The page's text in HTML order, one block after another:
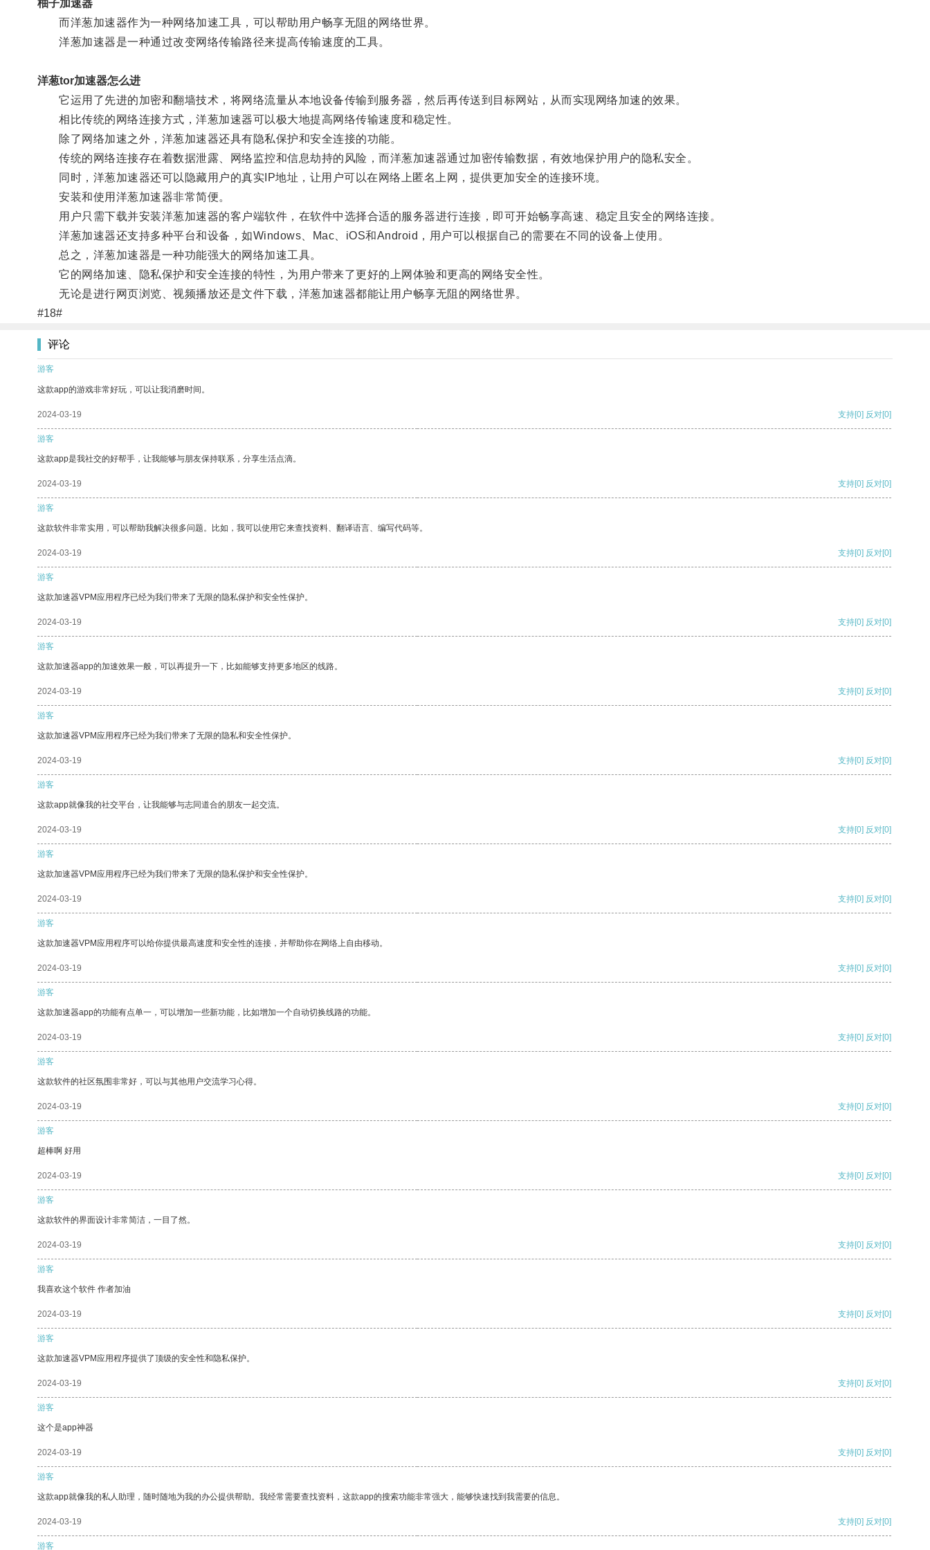
柚子加速器
而洋葱加速器作为一种网络加速工具，可以帮助用户畅享无阻的网络世界。
洋葱加速器是一种通过改变网络传输路径来提高传输速度的工具。
洋葱tor加速器怎么进
它运用了先进的加密和翻墙技术，将网络流量从本地设备传输到服务器，然后再传送到目标网站，从而实现网络加速的效果。
相比传统的网络连接方式，洋葱加速器可以极大地提高网络传输速度和稳定性。
除了网络加速之外，洋葱加速器还具有隐私保护和安全连接的功能。
传统的网络连接存在着数据泄露、网络监控和信息劫持的风险，而洋葱加速器通过加密传输数据，有效地保护用户的隐私安全。
同时，洋葱加速器还可以隐藏用户的真实IP地址，让用户可以在网络上匿名上网，提供更加安全的连接环境。
安装和使用洋葱加速器非常简便。
用户只需下载并安装洋葱加速器的客户端软件，在软件中选择合适的服务器进行连接，即可开始畅享高速、稳定且安全的网络连接。
洋葱加速器还支持多种平台和设备，如Windows、Mac、iOS和Android，用户可以根据自己的需要在不同的设备上使用。
总之，洋葱加速器是一种功能强大的网络加速工具。
它的网络加速、隐私保护和安全连接的特性，为用户带来了更好的上网体验和更高的网络安全性。
无论是进行网页浏览、视频播放还是文件下载，洋葱加速器都能让用户畅享无阻的网络世界。
#18#
评论
游客
这款app的游戏非常好玩，可以让我消磨时间。
2024-03-19 支持[0] 反对[0]
游客
这款app是我社交的好帮手，让我能够与朋友保持联系，分享生活点滴。
2024-03-19 支持[0] 反对[0]
游客
这款软件非常实用，可以帮助我解决很多问题。比如，我可以使用它来查找资料、翻译语言、编写代码等。
2024-03-19 支持[0] 反对[0]
游客
这款加速器VPM应用程序已经为我们带来了无限的隐私保护和安全性保护。
2024-03-19 支持[0] 反对[0]
游客
这款加速器app的加速效果一般，可以再提升一下，比如能够支持更多地区的线路。
2024-03-19 支持[0] 反对[0]
游客
这款加速器VPM应用程序已经为我们带来了无限的隐私和安全性保护。
2024-03-19 支持[0] 反对[0]
游客
这款app就像我的社交平台，让我能够与志同道合的朋友一起交流。
2024-03-19 支持[0] 反对[0]
游客
这款加速器VPM应用程序已经为我们带来了无限的隐私保护和安全性保护。
2024-03-19 支持[0] 反对[0]
游客
这款加速器VPM应用程序可以给你提供最高速度和安全性的连接，并帮助你在网络上自由移动。
2024-03-19 支持[0] 反对[0]
游客
这款加速器app的功能有点单一，可以增加一些新功能，比如增加一个自动切换线路的功能。
2024-03-19 支持[0] 反对[0]
游客
这款软件的社区氛围非常好，可以与其他用户交流学习心得。
2024-03-19 支持[0] 反对[0]
游客
超棒啊 好用
2024-03-19 支持[0] 反对[0]
游客
这款软件的界面设计非常简洁，一目了然。
2024-03-19 支持[0] 反对[0]
游客
我喜欢这个软件 作者加油
2024-03-19 支持[0] 反对[0]
游客
这款加速器VPM应用程序提供了顶级的安全性和隐私保护。
2024-03-19 支持[0] 反对[0]
游客
这个是app神器
2024-03-19 支持[0] 反对[0]
游客
这款app就像我的私人助理，随时随地为我的办公提供帮助。我经常需要查找资料，这款app的搜索功能非常强大，能够快速找到我需要的信息。
2024-03-19 支持[0] 反对[0]
游客